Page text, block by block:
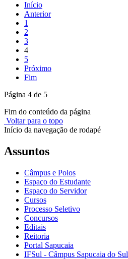
Início
Anterior
1
2
3
4
5
Próximo
Fim
Página 4 de 5
Fim do conteúdo da página
Voltar para o topo
Início da navegação de rodapé
Assuntos
Câmpus e Polos
Espaço do Estudante
Espaço do Servidor
Cursos
Processo Seletivo
Concursos
Editais
Reitoria
Portal Sapucaia
IFSul - Câmpus Sapucaia do Sul